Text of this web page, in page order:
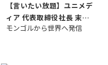
【言いたい放題】ユニメデ
ィア 代表取締役社長 末田
真
モンゴルから世界へ発信